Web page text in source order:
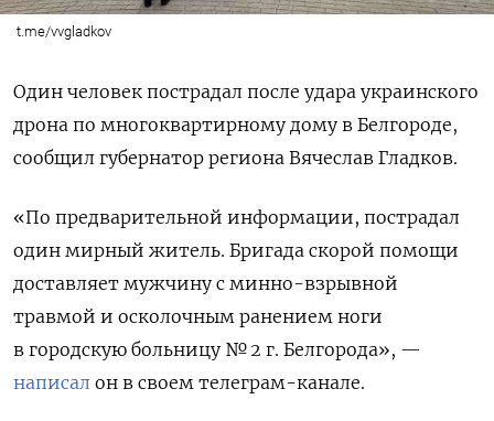
t.me/vvgladkov
Один человек пострадал после удара украинского
дрона по многоквартирному дому в Белгороде,
сообщил губернатор региона Вячеслав Гладков.
«По предварительной информации, пострадал
один мирный житель. Бригада скорой помощи
доставляет мужчину с минно-взрывной
травмой и осколочным ранением ноги
в городскую больницу № 2 г. Белгорода», —
написал он в своем телеграм-канале.